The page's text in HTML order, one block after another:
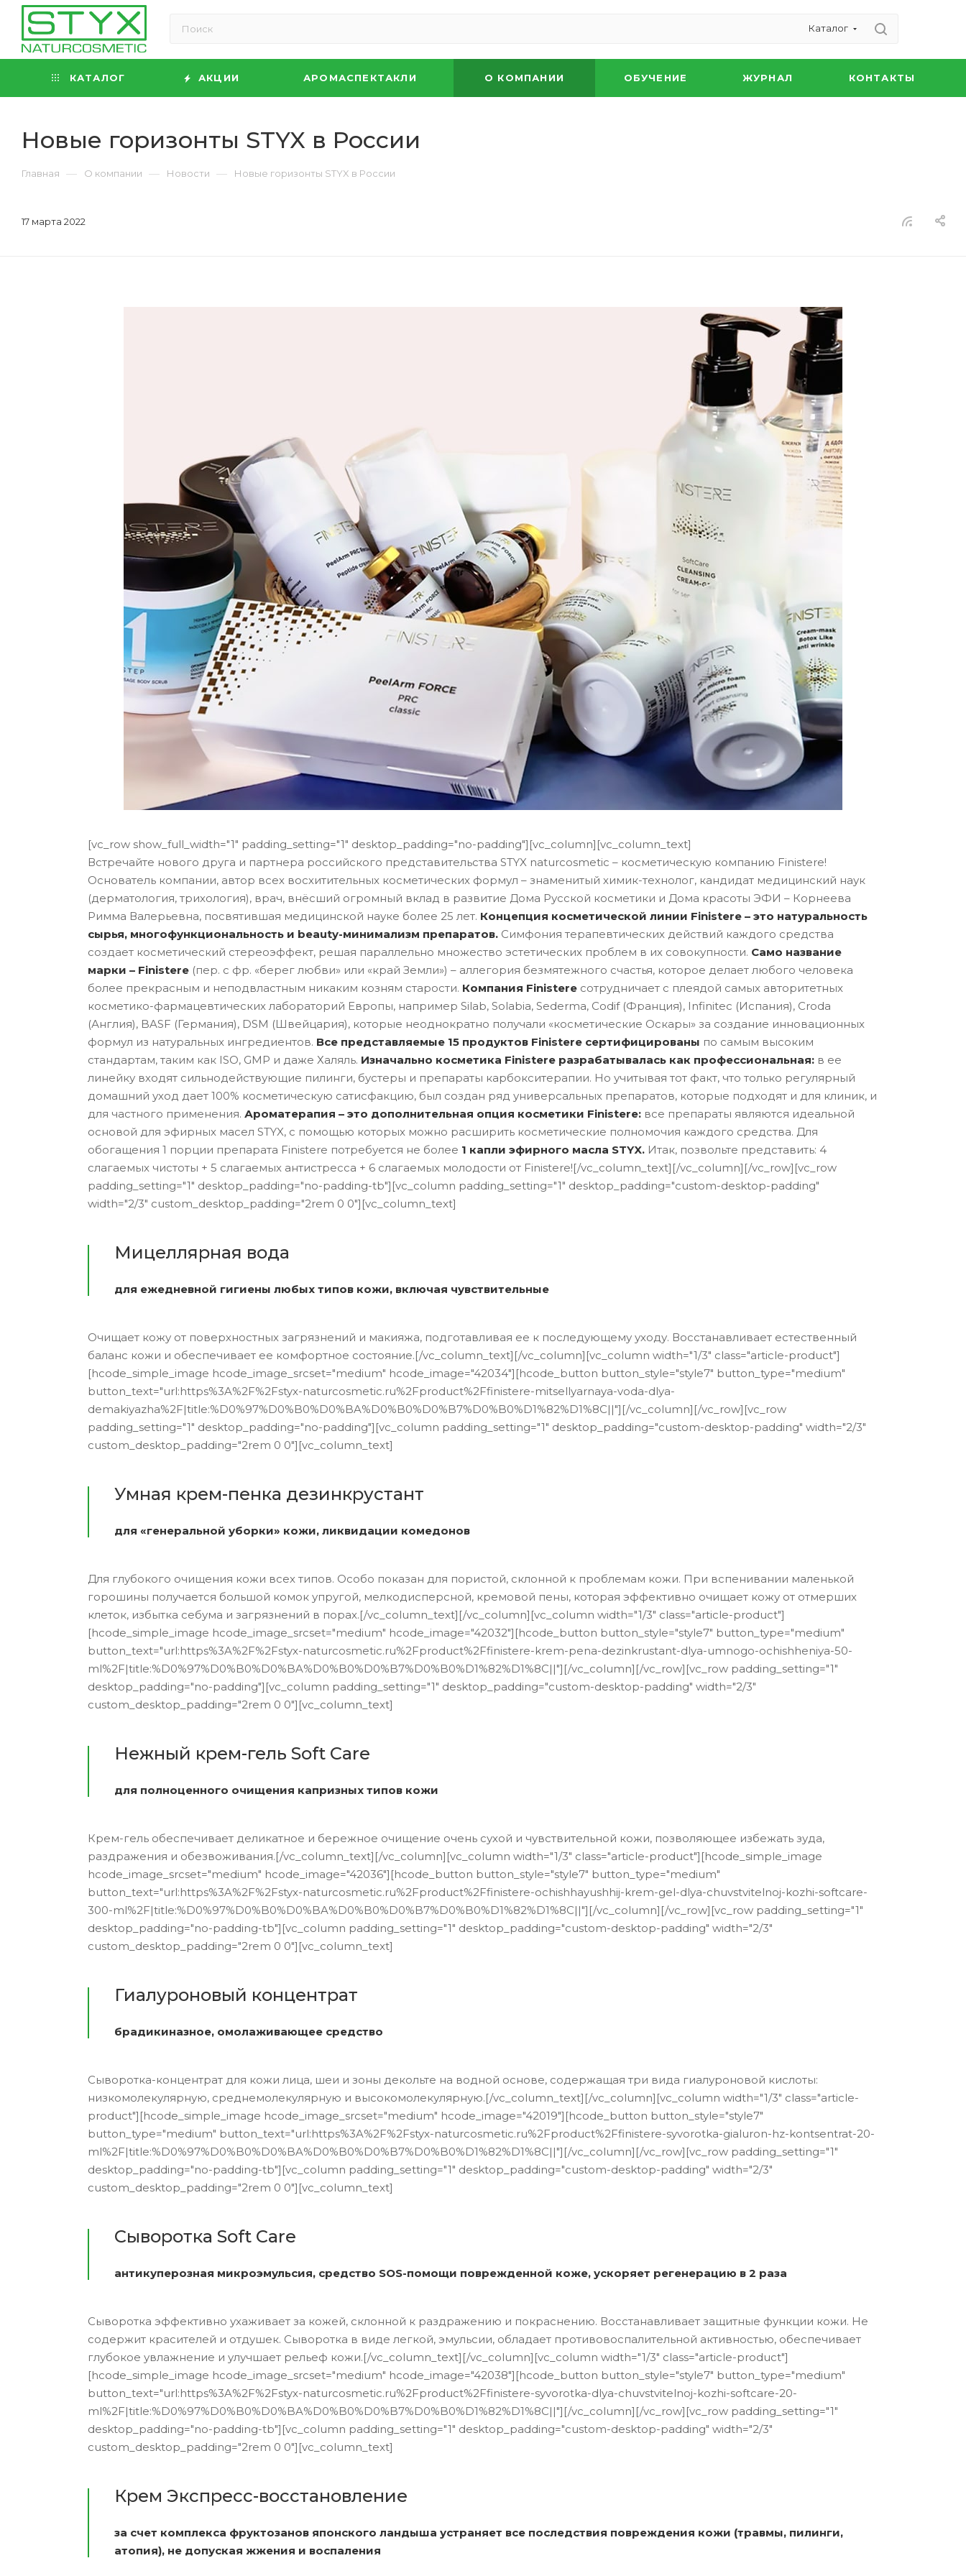
Каталог
КАТАЛОГ АКЦИИ АРОМАСПЕКТАКЛИ О КОМПАНИИ ОБУЧЕНИЕ ЖУРНАЛ КОНТАКТЫ
Новые горизонты STYX в России
Главная — О компании — Новости — Новые горизонты STYX в России
17 марта 2022
[vc_row show_full_width="1" padding_setting="1" desktop_padding="no-padding"][vc_column][vc_column_text]
Встречайте нового друга и партнера российского представительства STYX naturcosmetic – косметическую компанию Finistere!
Основатель компании, автор всех восхитительных косметических формул – знаменитый химик-технолог, кандидат медицинский наук
(дерматология, трихология), врач, внёсший огромный вклад в развитие Дома Русской косметики и Дома красоты ЭФИ – Корнеева
Римма Валерьевна, посвятившая медицинской науке более 25 лет. Концепция косметической линии Finistere – это натуральность
сырья, многофункциональность и beauty-минимализм препаратов. Симфония терапевтических действий каждого средства
создает косметический стереоэффект, решая параллельно множество эстетических проблем в их совокупности. Само название
марки – Finistere (пер. с фр. «берег любви» или «край Земли») – аллегория безмятежного счастья, которое делает любого человека
более прекрасным и неподвластным никаким козням старости. Компания Finistere сотрудничает с плеядой самых авторитетных
косметико-фармацевтических лабораторий Европы, например Silab, Solabia, Sederma, Codif (Франция), Infinitec (Испания), Croda
(Англия), BASF (Германия), DSM (Швейцария), которые неоднократно получали «косметические Оскары» за создание инновационных
формул из натуральных ингредиентов. Все представляемые 15 продуктов Finistere сертифицированы по самым высоким
стандартам, таким как ISO, GMP и даже Халяль. Изначально косметика Finistere разрабатывалась как профессиональная: в ее
линейку входят сильнодействующие пилинги, бустеры и препараты карбокситерапии. Но учитывая тот факт, что только регулярный
домашний уход дает 100% косметическую сатисфакцию, был создан ряд универсальных препаратов, которые подходят и для клиник, и
для частного применения. Ароматерапия – это дополнительная опция косметики Finisterе: все препараты являются идеальной
основой для эфирных масел STYX, с помощью которых можно расширить косметические полномочия каждого средства. Для
обогащения 1 порции препарата Finisterе потребуется не более 1 капли эфирного масла STYX. Итак, позвольте представить: 4
слагаемых чистоты + 5 слагаемых антистресса + 6 слагаемых молодости от Finisterе![/vc_column_text][/vc_column][/vc_row][vc_row
padding_setting="1" desktop_padding="no-padding-tb"][vc_column padding_setting="1" desktop_padding="custom-desktop-padding"
width="2/3" custom_desktop_padding="2rem 0 0"][vc_column_text]
Мицеллярная вода
для ежедневной гигиены любых типов кожи, включая чувствительные
Очищает кожу от поверхностных загрязнений и макияжа, подготавливая ее к последующему уходу. Восстанавливает естественный
баланс кожи и обеспечивает ее комфортное состояние.[/vc_column_text][/vc_column][vc_column width="1/3" class="article-product"]
[hcode_simple_image hcode_image_srcset="medium" hcode_image="42034"][hcode_button button_style="style7" button_type="medium"
button_text="url:https%3A%2F%2Fstyx-naturcosmetic.ru%2Fproduct%2Ffinistere-mitsellyarnaya-voda-dlya-
demakiyazha%2F|title:%D0%97%D0%B0%D0%BA%D0%B0%D0%B7%D0%B0%D1%82%D1%8C||"][/vc_column][/vc_row][vc_row
padding_setting="1" desktop_padding="no-padding"][vc_column padding_setting="1" desktop_padding="custom-desktop-padding" width="2/3"
custom_desktop_padding="2rem 0 0"][vc_column_text]
Умная крем-пенка дезинкрустант
для «генеральной уборки» кожи, ликвидации комедонов
Для глубокого очищения кожи всех типов. Особо показан для пористой, склонной к проблемам кожи. При вспенивании маленькой
горошины получается большой комок упругой, мелкодисперсной, кремовой пены, которая эффективно очищает кожу от отмерших
клеток, избытка себума и загрязнений в порах.[/vc_column_text][/vc_column][vc_column width="1/3" class="article-product"]
[hcode_simple_image hcode_image_srcset="medium" hcode_image="42032"][hcode_button button_style="style7" button_type="medium"
button_text="url:https%3A%2F%2Fstyx-naturcosmetic.ru%2Fproduct%2Ffinistere-krem-pena-dezinkrustant-dlya-umnogo-ochishheniya-50-
ml%2F|title:%D0%97%D0%B0%D0%BA%D0%B0%D0%B7%D0%B0%D1%82%D1%8C||"][/vc_column][/vc_row][vc_row padding_setting="1"
desktop_padding="no-padding"][vc_column padding_setting="1" desktop_padding="custom-desktop-padding" width="2/3"
custom_desktop_padding="2rem 0 0"][vc_column_text]
Нежный крем-гель Soft Care
для полноценного очищения капризных типов кожи
Крем-гель обеспечивает деликатное и бережное очищение очень сухой и чувствительной кожи, позволяющее избежать зуда,
раздражения и обезвоживания.[/vc_column_text][/vc_column][vc_column width="1/3" class="article-product"][hcode_simple_image
hcode_image_srcset="medium" hcode_image="42036"][hcode_button button_style="style7" button_type="medium"
button_text="url:https%3A%2F%2Fstyx-naturcosmetic.ru%2Fproduct%2Ffinistere-ochishhayushhij-krem-gel-dlya-chuvstvitelnoj-kozhi-softcare-
300-ml%2F|title:%D0%97%D0%B0%D0%BA%D0%B0%D0%B7%D0%B0%D1%82%D1%8C||"][/vc_column][/vc_row][vc_row padding_setting="1"
desktop_padding="no-padding-tb"][vc_column padding_setting="1" desktop_padding="custom-desktop-padding" width="2/3"
custom_desktop_padding="2rem 0 0"][vc_column_text]
Гиалуроновый концентрат
брадикиназное, омолаживающее средство
Сыворотка-концентрат для кожи лица, шеи и зоны декольте на водной основе, содержащая три вида гиалуроновой кислоты:
низкомолекулярную, среднемолекулярную и высокомолекулярную.[/vc_column_text][/vc_column][vc_column width="1/3" class="article-
product"][hcode_simple_image hcode_image_srcset="medium" hcode_image="42019"][hcode_button button_style="style7"
button_type="medium" button_text="url:https%3A%2F%2Fstyx-naturcosmetic.ru%2Fproduct%2Ffinistere-syvorotka-gialuron-hz-kontsentrat-20-
ml%2F|title:%D0%97%D0%B0%D0%BA%D0%B0%D0%B7%D0%B0%D1%82%D1%8C||"][/vc_column][/vc_row][vc_row padding_setting="1"
desktop_padding="no-padding-tb"][vc_column padding_setting="1" desktop_padding="custom-desktop-padding" width="2/3"
custom_desktop_padding="2rem 0 0"][vc_column_text]
Сыворотка Soft Care
антикуперозная микроэмульсия, средство SOS-помощи поврежденной коже, ускоряет регенерацию в 2 раза
Сыворотка эффективно ухаживает за кожей, склонной к раздражению и покраснению. Восстанавливает защитные функции кожи. Не
содержит красителей и отдушек. Сыворотка в виде легкой, эмульсии, обладает противовоспалительной активностью, обеспечивает
глубокое увлажнение и улучшает рельеф кожи.[/vc_column_text][/vc_column][vc_column width="1/3" class="article-product"]
[hcode_simple_image hcode_image_srcset="medium" hcode_image="42038"][hcode_button button_style="style7" button_type="medium"
button_text="url:https%3A%2F%2Fstyx-naturcosmetic.ru%2Fproduct%2Ffinistere-syvorotka-dlya-chuvstvitelnoj-kozhi-softcare-20-
ml%2F|title:%D0%97%D0%B0%D0%BA%D0%B0%D0%B7%D0%B0%D1%82%D1%8C||"][/vc_column][/vc_row][vc_row padding_setting="1"
desktop_padding="no-padding-tb"][vc_column padding_setting="1" desktop_padding="custom-desktop-padding" width="2/3"
custom_desktop_padding="2rem 0 0"][vc_column_text]
Крем Экспресс-восстановление
за счет комплекса фруктозанов японского ландыша устраняет все последствия повреждения кожи (травмы, пилинги,
атопия), не допуская жжения и воспаления